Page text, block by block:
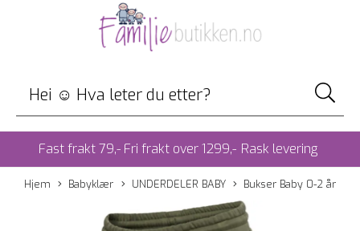
Fast frakt 79,- Fri frakt over 1299,- Rask levering
Hjem Babyklær UNDERDELER BABY Bukser Baby 0-2 år